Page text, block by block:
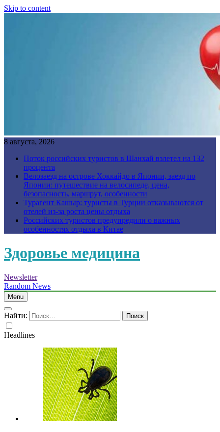
Skip to content
8 августа, 2026
Поток российских туристов в Шанхай взлетел на 132
процента
Велозаезд на острове Хоккайдо в Японии, заезд по
Японии: путешествие на велосипеде, цена,
безопасность, маршрут, особенности
Турагент Кашыр: туристы в Турции отказываются от
отелей из-за роста цены отдыха
Российских туристов предупредили о важных
особенностях отдыха в Китае
Здоровье медицина
Newsletter
Random News
Menu
Найти:
Headlines